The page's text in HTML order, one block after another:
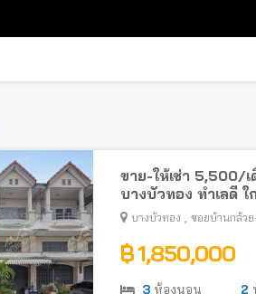
ขาย-ให้เช่า 5,500/
บางบัวทอง ทำเลดี ใ
บางบัวทอง , ซอยบ้านกล้ว
฿ 1,850,000
3 ห้องนอน 2